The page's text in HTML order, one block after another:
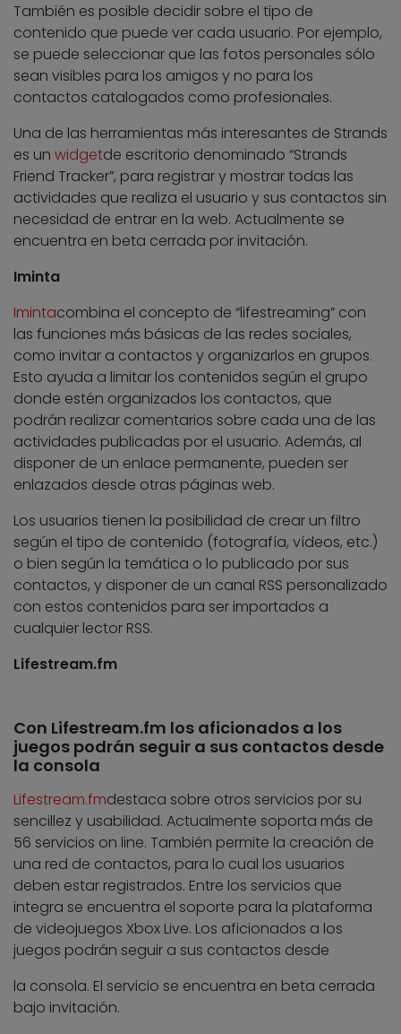
También es posible decidir sobre el tipo de
contenido que puede ver cada usuario. Por ejemplo,
se puede seleccionar que las fotos personales sólo
sean visibles para los amigos y no para los
contactos catalogados como profesionales.
Una de las herramientas más interesantes de Strands
es un widgetde escritorio denominado “Strands
Friend Tracker”, para registrar y mostrar todas las
actividades que realiza el usuario y sus contactos sin
necesidad de entrar en la web. Actualmente se
encuentra en beta cerrada por invitación.
Iminta
Imintacombina el concepto de “lifestreaming” con
las funciones más básicas de las redes sociales,
como invitar a contactos y organizarlos en grupos.
Esto ayuda a limitar los contenidos según el grupo
donde estén organizados los contactos, que
podrán realizar comentarios sobre cada una de las
actividades publicadas por el usuario. Además, al
disponer de un enlace permanente, pueden ser
enlazados desde otras páginas web.
Los usuarios tienen la posibilidad de crear un filtro
según el tipo de contenido (fotografía, vídeos, etc.)
o bien según la temática o lo publicado por sus
contactos, y disponer de un canal RSS personalizado
con estos contenidos para ser importados a
cualquier lector RSS.
Lifestream.fm
Con Lifestream.fm los aficionados a los
juegos podrán seguir a sus contactos desde
la consola
Lifestream.fmdestaca sobre otros servicios por su
sencillez y usabilidad. Actualmente soporta más de
56 servicios on line. También permite la creación de
una red de contactos, para lo cual los usuarios
deben estar registrados. Entre los servicios que
integra se encuentra el soporte para la plataforma
de videojuegos Xbox Live. Los aficionados a los
juegos podrán seguir a sus contactos desde
la consola. El servicio se encuentra en beta cerrada
bajo invitación.